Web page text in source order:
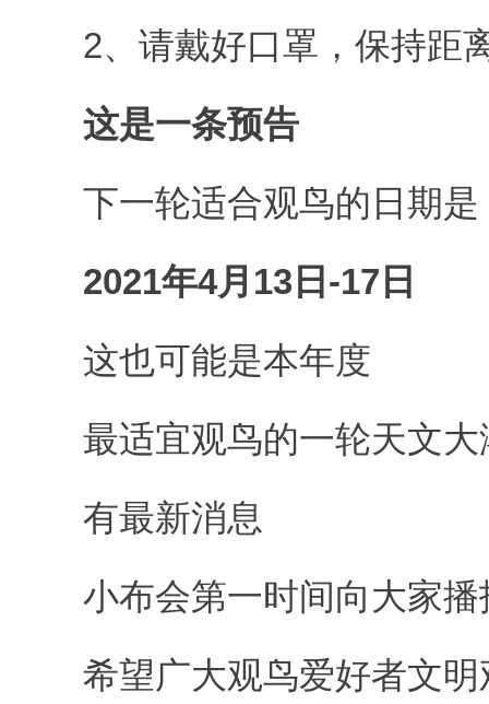
2、请戴好口罩，保持距
这是一条预告
下一轮适合观鸟的日期是
2021年4月13日-17日
这也可能是本年度
最适宜观鸟的一轮天文大
有最新消息
小布会第一时间向大家播
希望广大观鸟爱好者文明